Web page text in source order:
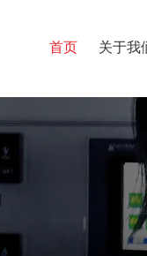
首页 关于我